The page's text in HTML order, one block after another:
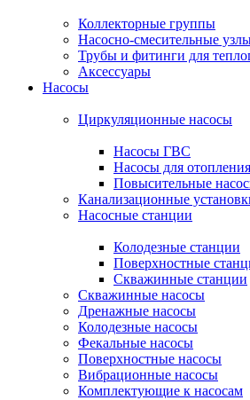
Коллекторные группы
Насосно-смесительные
Трубы и фитинги для
Аксессуары
Насосы
Циркуляционные насосы
Насосы ГВС
Насосы для отопления
Повысительные
Канализационные
Насосные станции
Колодезные станции
Поверхностные
Скважинные станции
Скважинные насосы
Дренажные насосы
Колодезные насосы
Фекальные насосы
Поверхностные насосы
Вибрационные насосы
Комплектующие к насосам